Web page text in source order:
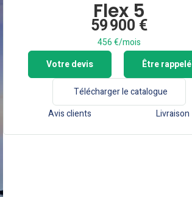
Flex 5
59 900 €
456 €/mois
Votre devis
Être rappelé
Télécharger le catalogue
Avis clients
Livraison